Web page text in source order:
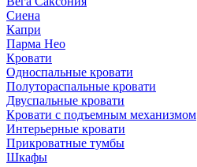
Сиена
Капри
Парма Нео
Кровати
Односпальные кровати
Полутораспальные кровати
Двуспальные кровати
Кровати с подъемным механизмом
Интерьерные кровати
Прикроватные тумбы
Шкафы